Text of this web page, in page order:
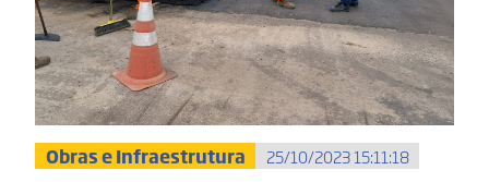
Obras e Infraestrutura 25/10/2023 15:11:18